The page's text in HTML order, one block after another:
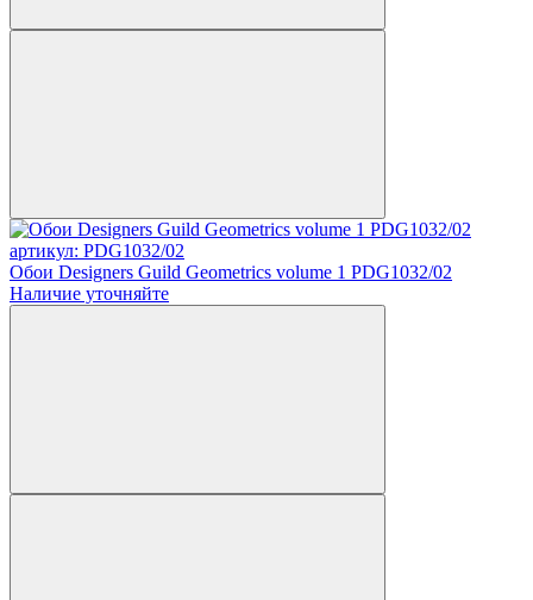
артикул: PDG1032/02
Обои Designers Guild Geometrics volume 1 PDG1032/02
Наличие уточняйте